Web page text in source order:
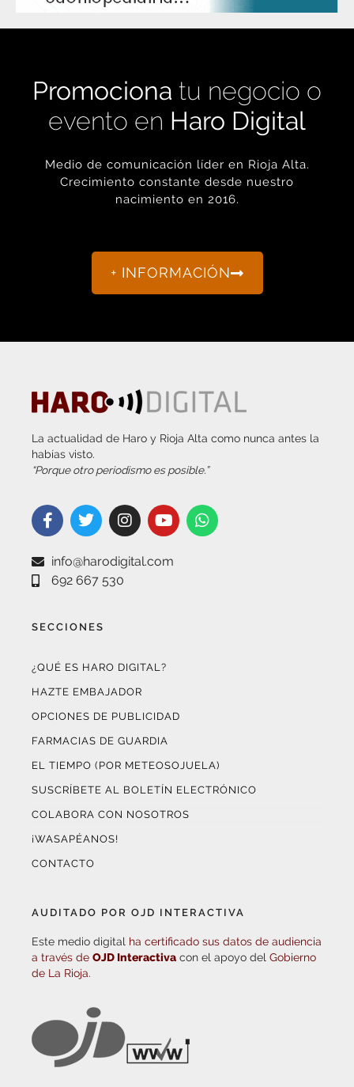
Promociona tu negocio o
evento en Haro Digital
Medio de comunicación líder en Rioja Alta.
Crecimiento constante desde nuestro
nacimiento en 2016.
+ INFORMACIÓN
La actualidad de Haro y Rioja Alta como nunca antes la
habías visto.
“Porque otro periodismo es posible.”
info@harodigital.com
692 667 530
SECCIONES
¿QUÉ ES HARO DIGITAL?
HAZTE EMBAJADOR
OPCIONES DE PUBLICIDAD
FARMACIAS DE GUARDIA
EL TIEMPO (POR METEOSOJUELA)
SUSCRÍBETE AL BOLETÍN ELECTRÓNICO
COLABORA CON NOSOTROS
¡WASAPÉANOS!
CONTACTO
AUDITADO POR OJD INTERACTIVA
Este medio digital ha certificado sus datos de audiencia
a través de OJD Interactiva con el apoyo del Gobierno
de La Rioja.